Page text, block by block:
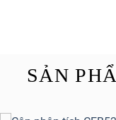
SẢN